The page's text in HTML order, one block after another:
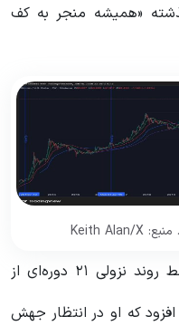
«همیشه منجر به کف
این تقاطع زمانی رخ می‌دهد که خط روند نزولی ۲۱ دوره‌ای از
آلن افزود که او در انتظار جهش